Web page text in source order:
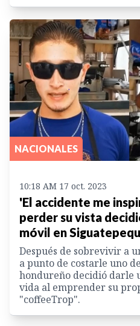
NACIONALES
10:18 AM 17 oct. 2023
'El accidente me
perder su vista
móvil en
Después de sobrevivir a
a punto de costarle uno
hondureño decidió darle
vida al emprender su
"coffeeTrop".